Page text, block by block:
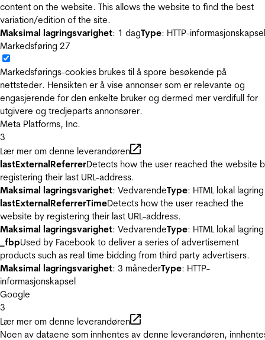
content on the website. This allows the website to find the best
variation/edition of the site.
Maksimal lagringsvarighet: 1 dagType: HTTP-informasjonskapsel
Markedsføring 27
Markedsførings-cookies brukes til å spore besøkende på
nettsteder. Hensikten er å vise annonser som er relevante og
engasjerende for den enkelte bruker og dermed mer verdifull for
utgivere og tredjeparts annonsører.
Meta Platforms, Inc.
3
Lær mer om denne leverandøren
lastExternalReferrerDetects how the user reached the website
registering their last URL-address.
Maksimal lagringsvarighet: VedvarendeType: HTML lokal lagring
lastExternalReferrerTimeDetects how the user reached the
website by registering their last URL-address.
Maksimal lagringsvarighet: VedvarendeType: HTML lokal lagring
_fbpUsed by Facebook to deliver a series of advertisement
products such as real time bidding from third party advertisers.
Maksimal lagringsvarighet: 3 månederType: HTTP-
informasjonskapsel
Google
3
Lær mer om denne leverandøren
Noen av dataene som innhentes av denne leverandøren,